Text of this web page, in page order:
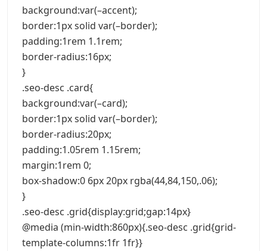
background:var(–accent);
border:1px solid var(–border);
padding:1rem 1.1rem;
border-radius:16px;
}
.seo-desc .card{
background:var(–card);
border:1px solid var(–border);
border-radius:20px;
padding:1.05rem 1.15rem;
margin:1rem 0;
box-shadow:0 6px 20px rgba(44,84,150,.06);
}
.seo-desc .grid{display:grid;gap:14px}
@media (min-width:860px){.seo-desc .grid{grid-
template-columns:1fr 1fr}}